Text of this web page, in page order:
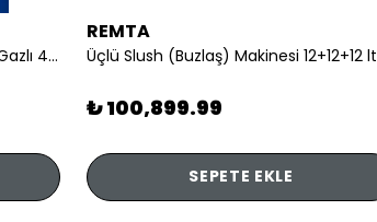
Kuzine Sanayi Tipi Fırınlı 700 Seri Gazlı 4 Açık Ateş 80x70x85 (Lp)-2X6Kw+2X7,5Kw+6Kw Elektrikli Fırın
REMTA
Üçlü Slush (Buzlaş) Makinesi 12+12+12 lt
₺ 100,899.99
SEPETE EKLE